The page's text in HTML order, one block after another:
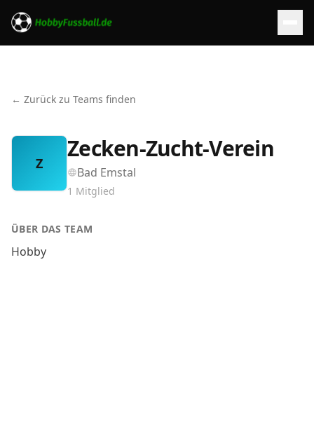
← Zurück zu Teams finden
Z
Zecken-Zucht-Verein
Bad Emstal
1 Mitglied
ÜBER DAS TEAM
Hobby